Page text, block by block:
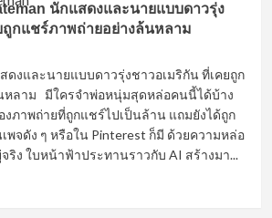
นักแสดงและนายแบบดาวรุ่ง
ถูกแชร์ภาพถ่ายอย่างล้นหลาม
ดงและนายแบบดาวรุ่งชาวอเมริกัน ที่เคยถูก
หลาม มีใครจำพ่อหนุ่มสุดหล่อคนนี้ได้บ้าง
งภาพถ่ายที่ถูกแชร์ไปเป็นล้าน แถมยังได้ถูก
พจดัง ๆ หรือใน Pinterest ก็มี ด้วยความหล่อ
ริง ใบหน้าฟ้าประทานราวกับ AI สร้างมา...